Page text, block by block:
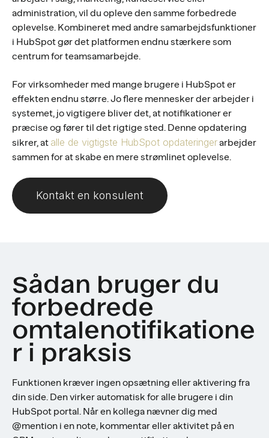
administration, vil du opleve den samme forbedrede
oplevelse. Kombineret med andre samarbejdsfunktioner
i HubSpot gør det platformen endnu stærkere som
centrum for teamsamarbejde.
For virksomheder med mange brugere i HubSpot er
effekten endnu større. Jo flere mennesker der arbejder i
systemet, jo vigtigere bliver det, at notifikationer er
præcise og fører til det rigtige sted. Denne opdatering
sikrer, at alle de vigtigste HubSpot opdateringerarbejder
sammen for at skabe en mere strømlinet oplevelse.
Kontakt en konsulent
Sådan bruger du
forbedrede
omtalenotifikatione
r i praksis
Funktionen kræver ingen opsætning eller aktivering fra
din side. Den virker automatisk for alle brugere i din
HubSpot portal. Når en kollega nævner dig med
@mention i en note, kommentar eller aktivitet på en